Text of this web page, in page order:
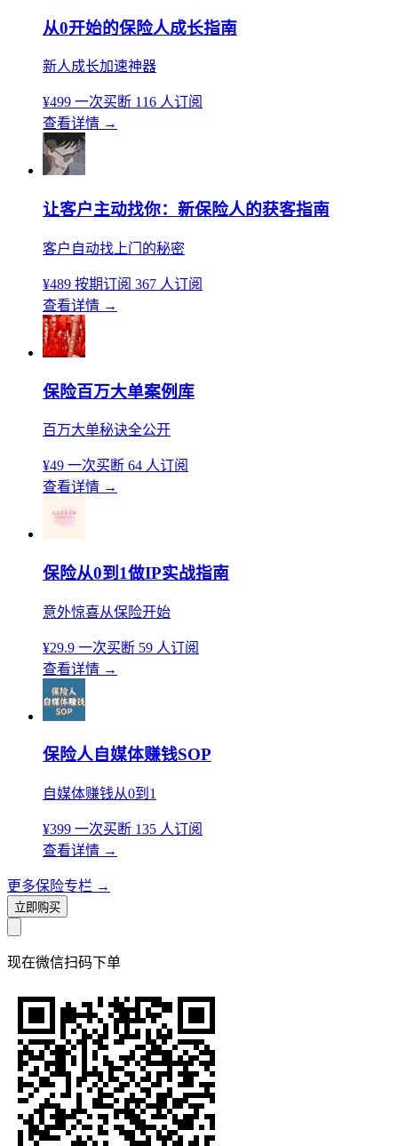
从0开始的保险人成长指南
新人成长加速神器
¥499 一次买断 116 人订阅
查看详情 →
让客户主动找你：新保险人的获客指南
客户自动找上门的秘密
¥489 按期订阅 367 人订阅
查看详情 →
保险百万大单案例库
百万大单秘诀全公开
¥49 一次买断 64 人订阅
查看详情 →
保险从0到1做IP实战指南
意外惊喜从保险开始
¥29.9 一次买断 59 人订阅
查看详情 →
保险人自媒体赚钱SOP
自媒体赚钱从0到1
¥399 一次买断 135 人订阅
查看详情 →
更多保险专栏 →
立即购买
现在微信扫码下单